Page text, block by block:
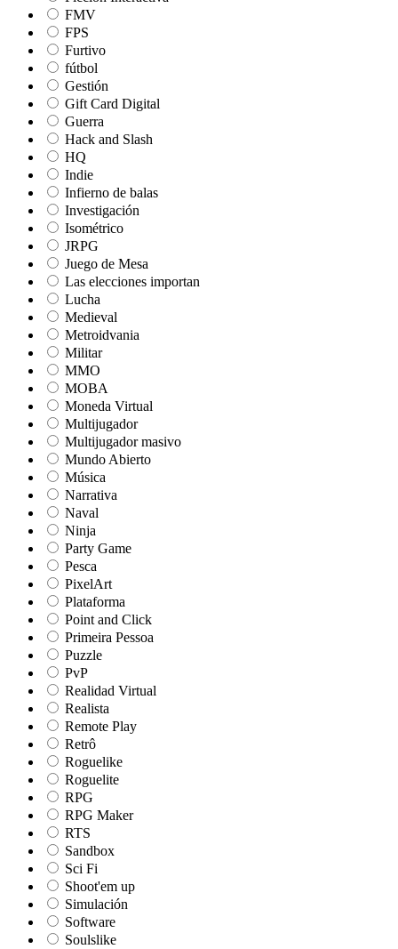
FMV
FPS
Furtivo
fútbol
Gestión
Gift Card Digital
Guerra
Hack and Slash
HQ
Indie
Infierno de balas
Investigación
Isométrico
JRPG
Juego de Mesa
Las elecciones importan
Lucha
Medieval
Metroidvania
Militar
MMO
MOBA
Moneda Virtual
Multijugador
Multijugador masivo
Mundo Abierto
Música
Narrativa
Naval
Ninja
Party Game
Pesca
PixelArt
Plataforma
Point and Click
Primeira Pessoa
Puzzle
PvP
Realidad Virtual
Realista
Remote Play
Retrô
Roguelike
Roguelite
RPG
RPG Maker
RTS
Sandbox
Sci Fi
Shoot'em up
Simulación
Software
Soulslike